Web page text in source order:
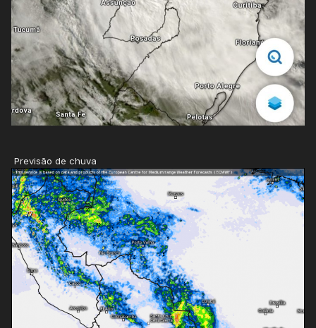
Previsão de chuva